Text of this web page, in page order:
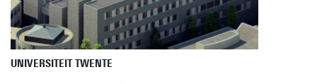
UNIVERSITEIT TWENTE